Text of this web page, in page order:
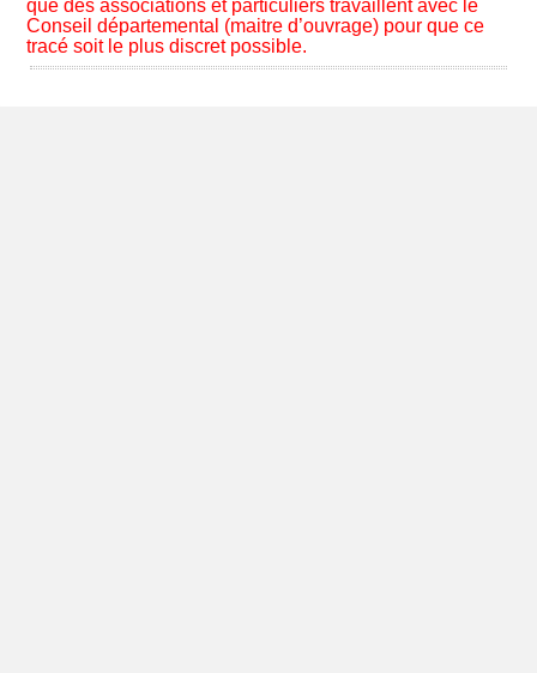
que des associations et particuliers travaillent avec le
Conseil départemental (maitre d’ouvrage) pour que ce
tracé soit le plus discret possible.